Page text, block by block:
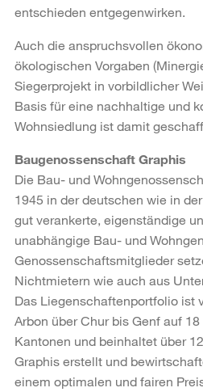
entschieden entgegenwirken.
Auch die anspruchsvollen
ökologischen Vorgaben
Siegerprojekt in vorbildlicher
Basis für eine nachhaltige und
Wohnsiedlung ist damit
Baugenossenschaft Graphis
Die Bau- und
1945 in der deutschen wie in
gut verankerte, eigenständige
unabhängige Bau- und
Genossenschaftsmitglieder
Nichtmietern wie auch aus
Das Liegenschaftenportfolio ist
Arbon über Chur bis Genf auf
Kantonen und beinhaltet über
Graphis erstellt und
einem optimalen und fairen